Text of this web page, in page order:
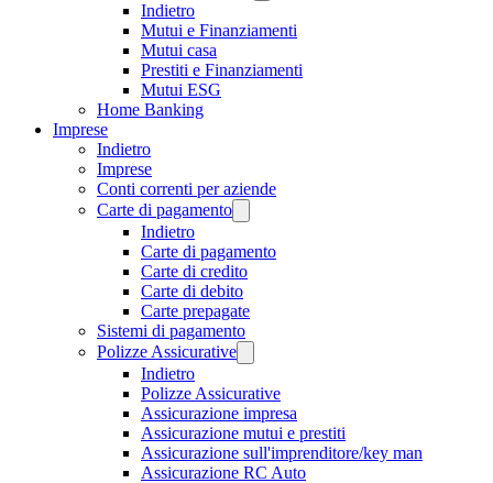
Indietro
Mutui e Finanziamenti
Mutui casa
Prestiti e Finanziamenti
Mutui ESG
Home Banking
Imprese
Indietro
Imprese
Conti correnti per aziende
Carte di pagamento
Indietro
Carte di pagamento
Carte di credito
Carte di debito
Carte prepagate
Sistemi di pagamento
Polizze Assicurative
Indietro
Polizze Assicurative
Assicurazione impresa
Assicurazione mutui e prestiti
Assicurazione sull'imprenditore/key man
Assicurazione RC Auto